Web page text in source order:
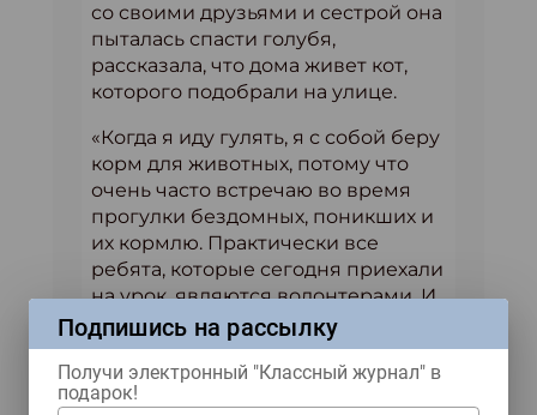
со своими друзьями и сестрой она
пыталась спасти голубя,
рассказала, что дома живет кот,
которого подобрали на улице.
«Когда я иду гулять, я с собой беру
корм для животных, потому что
очень часто встречаю во время
прогулки бездомных, поникших и
их кормлю. Практически все
ребята, которые сегодня приехали
на урок, являются волонтерами. И
именно поэтому я предлагаю
создать общую всероссийскую
карту приютов для животных.
Поскольку я занимаюсь этой
Подпишись на рассылку
Получи электронный "Классный журнал" в
подарок!